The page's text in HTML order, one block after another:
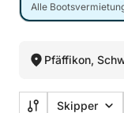
Alle
Pfäffikon,
Skipper